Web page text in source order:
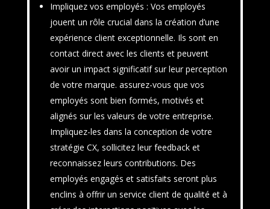
Impliquez vos employés : Vos employés
jouent un rôle crucial dans la création d’une
expérience client exceptionnelle. Ils sont en
contact direct avec les clients et peuvent
avoir un impact significatif sur leur perception
de votre marque. assurez-vous que vos
employés sont bien formés, motivés et
alignés sur les valeurs de votre entreprise.
Impliquez-les dans la conception de votre
stratégie CX, sollicitez leur feedback et
reconnaissez leurs contributions. Des
employés engagés et satisfaits seront plus
enclins à offrir un service client de qualité et à